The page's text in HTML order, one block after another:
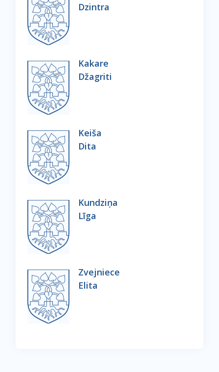
Dzintra
Kakare
Džagriti
Keiša
Dita
Kundziņa
Līga
Zvejniece
Elita